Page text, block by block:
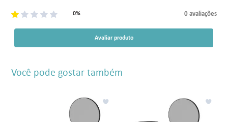
0% 0 avaliações
Avaliar produto
Você pode gostar também